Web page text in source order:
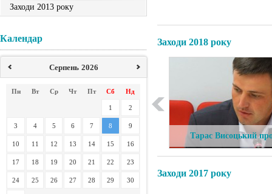
Заходи 2013 року
Календар
Серпень 2026
Пн Вт Ср Чт Пт Сб Нд
1 2
3 4 5 6 7 8 9
10 11 12 13 14 15 16
17 18 19 20 21 22 23
24 25 26 27 28 29 30
Заходи 2018 року
Тарас Висоцький
ефективність
держпідтримки АПК
Заходи 2017 року